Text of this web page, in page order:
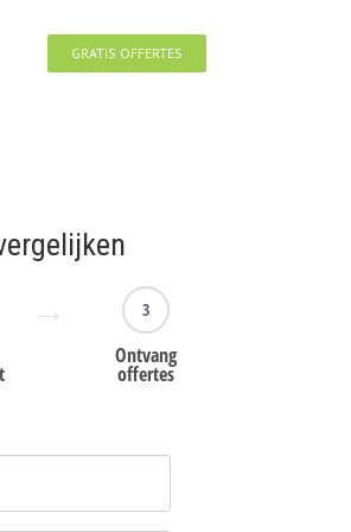
GRATIS OFFERTES
3
Ontvang
offertes